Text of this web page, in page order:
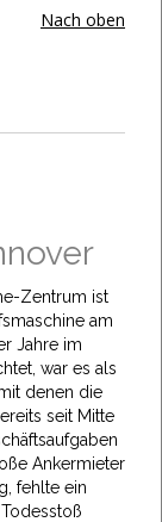
Nach oben
Zentrum ist
am
Jahre im
war es als
denen die
seit Mitte
Ankermieter
fehlte ein